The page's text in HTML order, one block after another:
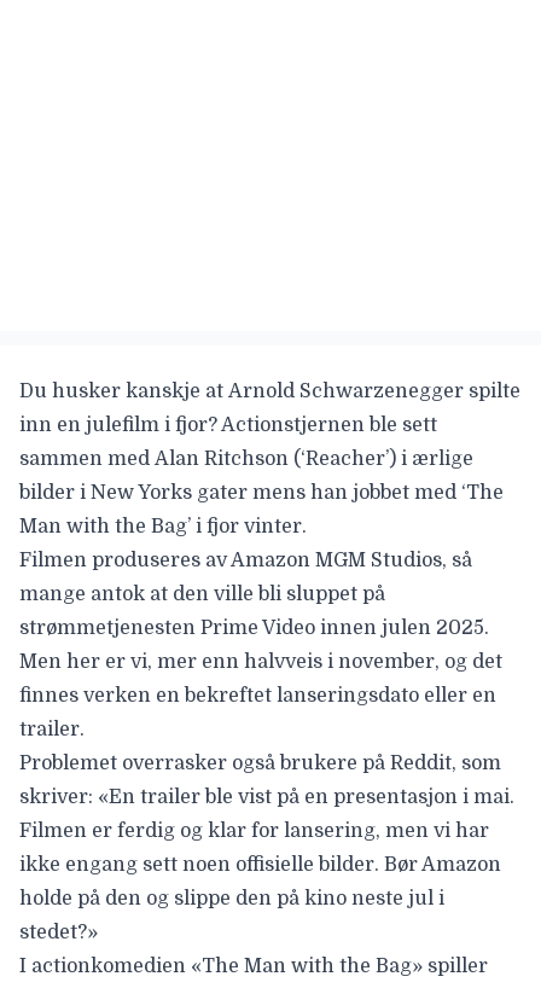
Du husker kanskje at Arnold Schwarzenegger spilte
inn en julefilm i fjor? Actionstjernen ble sett
sammen med Alan Ritchson (‘Reacher’) i ærlige
bilder i New Yorks gater mens han jobbet med ‘The
Man with the Bag’ i fjor vinter.
Filmen produseres av Amazon MGM Studios, så
mange antok at den ville bli sluppet på
strømmetjenesten Prime Video innen julen 2025.
Men her er vi, mer enn halvveis i november, og det
finnes verken en bekreftet lanseringsdato eller en
trailer.
Problemet overrasker også brukere på Reddit, som
skriver: «En trailer ble vist på en presentasjon i mai.
Filmen er ferdig og klar for lansering, men vi har
ikke engang sett noen offisielle bilder. Bør Amazon
holde på den og slippe den på kino neste jul i
stedet?»
I actionkomedien «The Man with the Bag» spiller